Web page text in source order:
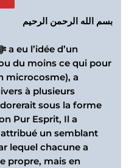
بسم الله الرحمن الرحيم
du moins ce qui pour
microcosme), a
à plusieurs
sous la forme
Pur Esprit, Il a
un semblant
lequel chacune a
propre, mais en